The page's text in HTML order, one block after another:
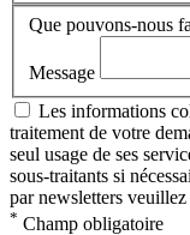
Que pouvons-nous
Message
Les informations
traitement de votre
seul usage de ses
sous-traitants si
par newsletters veuillez
* Champ obligatoire